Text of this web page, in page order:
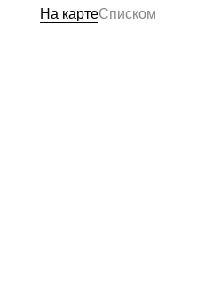
На картеСписком